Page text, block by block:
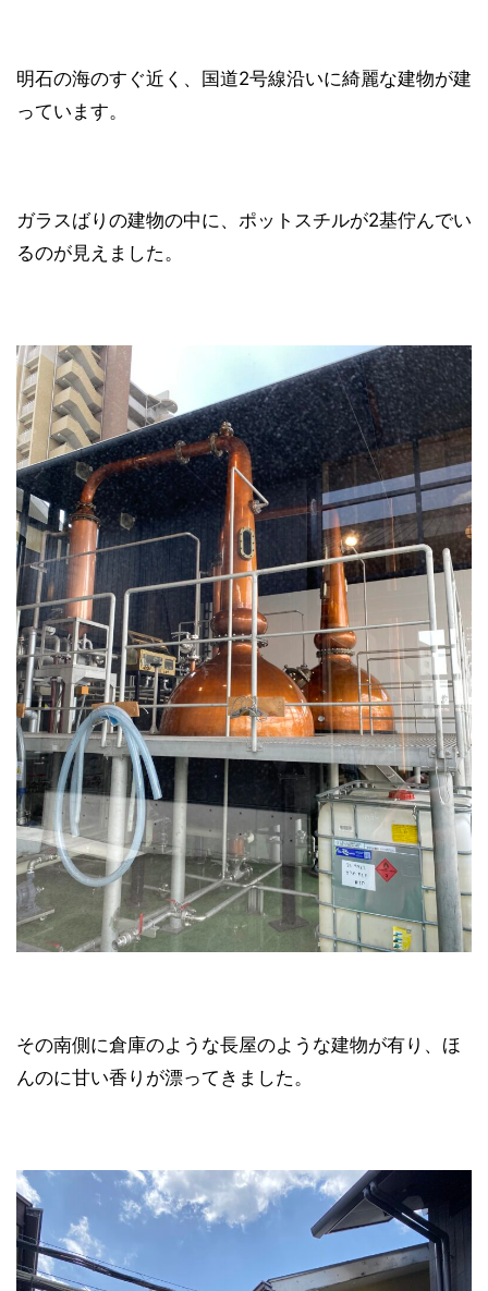
明石の海のすぐ近く、国道2号線沿いに綺麗な建物が建
っています。
ガラスばりの建物の中に、ポットスチルが2基佇んでい
るのが見えました。
その南側に倉庫のような長屋のような建物が有り、ほ
んのに甘い香りが漂ってきました。